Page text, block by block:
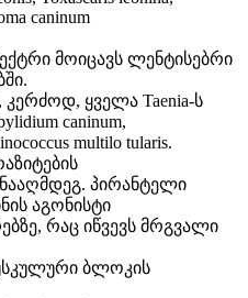
caninum
მოიცავს ლენტისებრი
კერძოდ, ყველა Taenia-ს
caninum,
multilo tularis.
პირანტელი
აგონისტი
რაც იწვევს მრგვალი
ბლოკის